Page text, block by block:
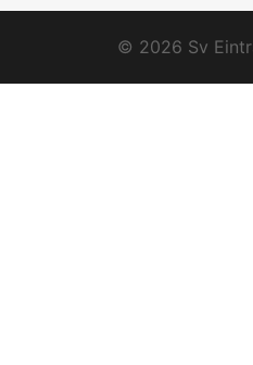
© 2026 Sv